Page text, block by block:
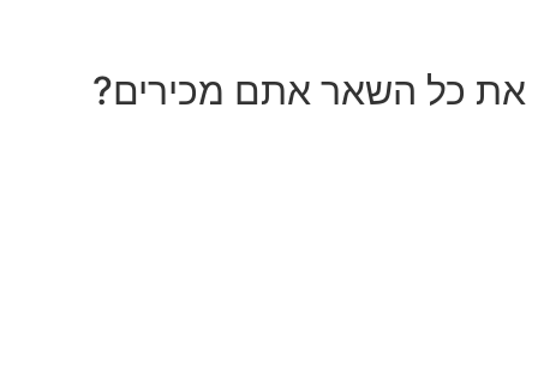
את כל השאר אתם מכירים?